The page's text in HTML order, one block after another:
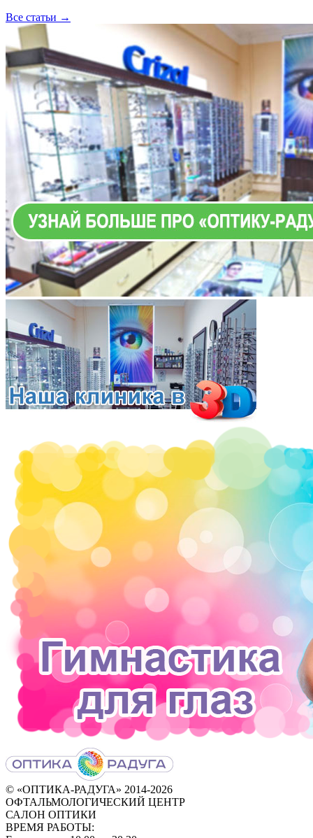
Все статьи →
© «ОПТИКА-РАДУГА» 2014‑2026
ОФТАЛЬМОЛОГИЧЕСКИЙ ЦЕНТР
САЛОН ОПТИКИ
ВРЕМЯ РАБОТЫ: